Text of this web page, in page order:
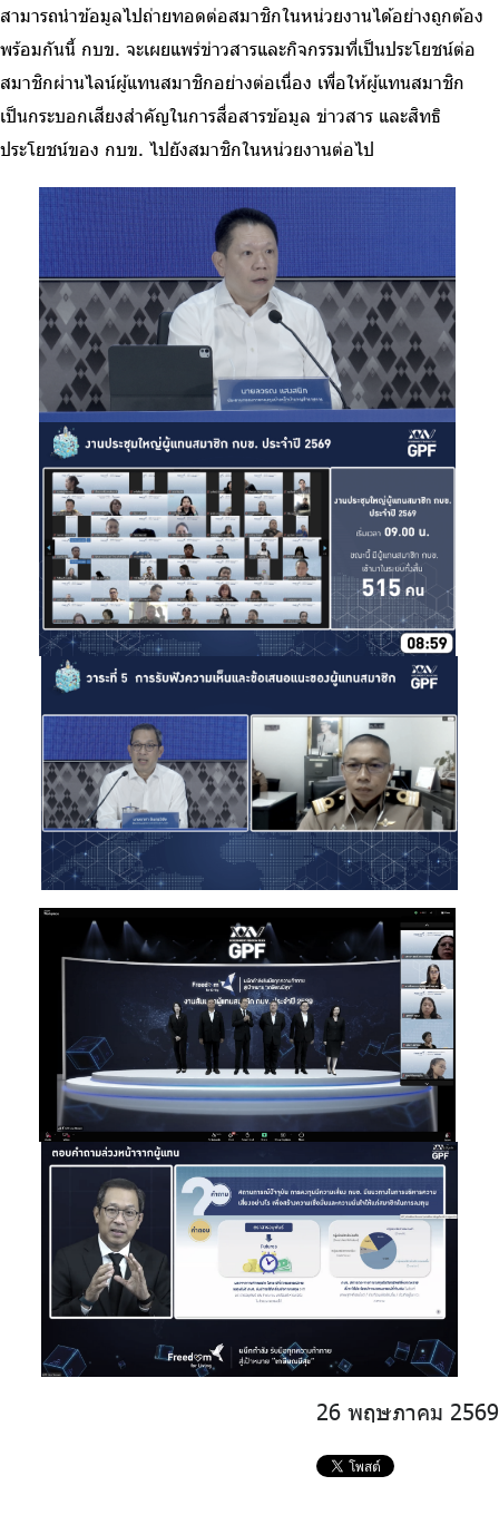
สามารถนำข้อมูลไปถ่ายทอดต่อสมาชิกในหน่วยงานได้อย่างถูกต้อง
พร้อมกันนี้ กบข. จะเผยแพร่ข่าวสารและกิจกรรมที่เป็นประโยชน์ต่อ
สมาชิกผ่านไลน์ผู้แทนสมาชิกอย่างต่อเนื่อง เพื่อให้ผู้แทนสมาชิก
เป็นกระบอกเสียงสำคัญในการสื่อสารข้อมูล ข่าวสาร และสิทธิ
ประโยชน์ของ กบข. ไปยังสมาชิกในหน่วยงานต่อไป
26 พฤษภาคม 2569